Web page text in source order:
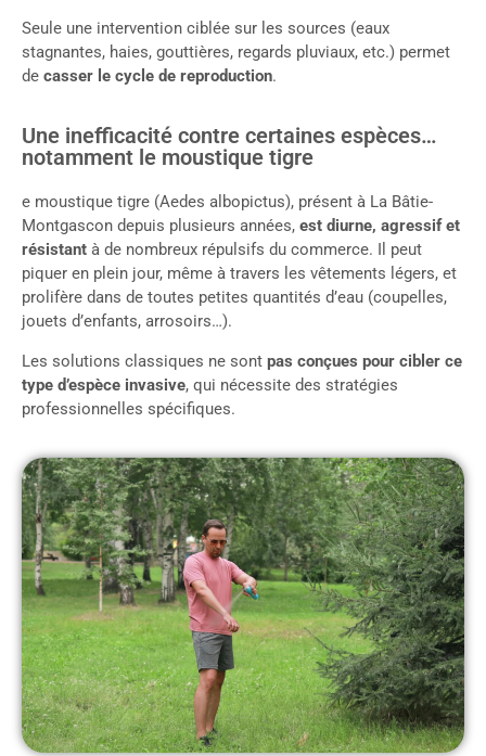
Seule une intervention ciblée sur les sources (eaux
stagnantes, haies, gouttières, regards pluviaux, etc.) permet
de casser le cycle de reproduction.
Une inefficacité contre certaines espèces…
notamment le moustique tigre
e moustique tigre (Aedes albopictus), présent à La Bâtie-
Montgascon depuis plusieurs années, est diurne, agressif et
résistant à de nombreux répulsifs du commerce. Il peut
piquer en plein jour, même à travers les vêtements légers, et
prolifère dans de toutes petites quantités d’eau (coupelles,
jouets d’enfants, arrosoirs…).
Les solutions classiques ne sont pas conçues pour cibler ce
type d’espèce invasive, qui nécessite des stratégies
professionnelles spécifiques.